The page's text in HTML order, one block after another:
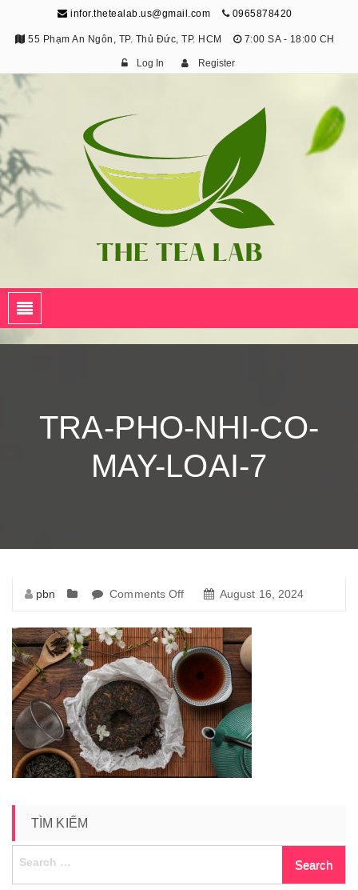
infor.thetealab.us@gmail.com 0965878420
55 Phạm An Ngôn, TP. Thủ Đức, TP. HCM 7:00 SA - 18:00 CH
Log In Register
TRA-PHO-NHI-CO-
MAY-LOAI-7
pbn Comments Off
pho-
nhi-
co-
may-
loai-
7
August 16, 2024
TÌM KIẾM
Search